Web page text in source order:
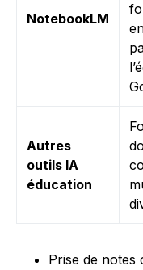
NotebookLM
Autres
outils IA
éducation
Prise de notes